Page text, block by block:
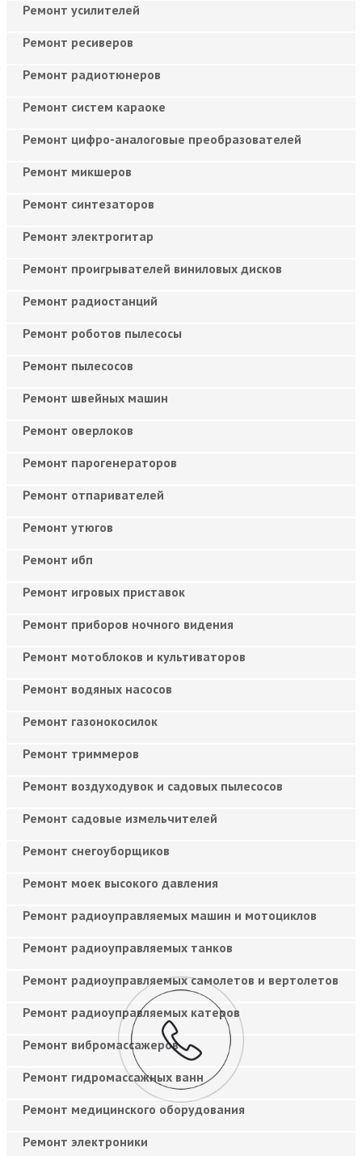
Ремонт усилителей
Ремонт ресиверов
Ремонт радиотюнеров
Ремонт систем караоке
Ремонт цифро-аналоговые преобразователей
Ремонт микшеров
Ремонт синтезаторов
Ремонт электрогитар
Ремонт проигрывателей виниловых дисков
Ремонт радиостанций
Ремонт роботов пылесосы
Ремонт пылесосов
Ремонт швейных машин
Ремонт оверлоков
Ремонт парогенераторов
Ремонт отпаривателей
Ремонт утюгов
Ремонт ибп
Ремонт игровых приставок
Ремонт приборов ночного видения
Ремонт мотоблоков и культиваторов
Ремонт водяных насосов
Ремонт газонокосилок
Ремонт триммеров
Ремонт воздуходувок и садовых пылесосов
Ремонт садовые измельчителей
Ремонт снегоуборщиков
Ремонт моек высокого давления
Ремонт радиоуправляемых машин и мотоциклов
Ремонт радиоуправляемых танков
Ремонт радиоуправляемых самолетов и вертолетов
Ремонт радиоуправляемых катеров
Ремонт вибромассажеров
Ремонт гидромассажных ванн
Ремонт медицинского оборудования
Ремонт электроники